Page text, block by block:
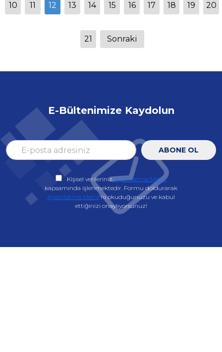
10 11 12 13 14 15 16 17 18 19 20
21 Sonraki
E-Bültenimize Kaydolun
ABONE OL
Kişisel verileriniz, Aydınlatma Metni
kapsamında işlenmektedir. Formu doldurarak
Aydınlatma Metni'ni okuduğunuzu ve kabul
ettiğinizi onaylıyorsunuz!